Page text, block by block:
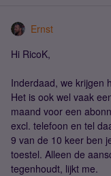
Ernst
Hi RicoK,
Inderdaad, we krijgen
Het is ook wel vaak
maand voor een
excl. telefoon en tel
9 van de 10 keer ben
toestel. Alleen de
tegenhoudt, lijkt me.